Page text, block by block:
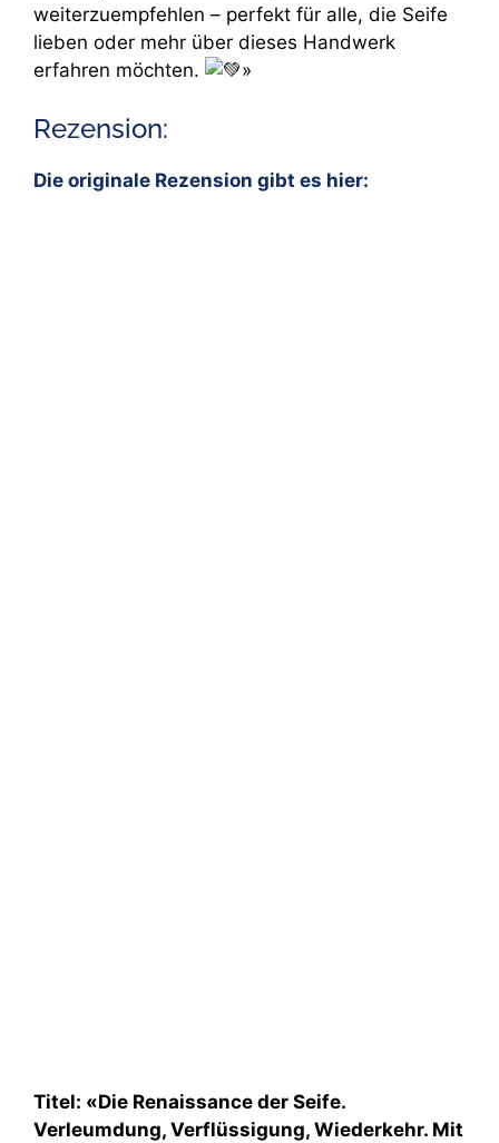
weiterzuempfehlen – perfekt für alle, die Seife
lieben oder mehr über dieses Handwerk
erfahren möchten.
»
Rezension:
Die originale Rezension gibt es hier:
Titel: «Die Renaissance der Seife.
Verleumdung, Verflüssigung, Wiederkehr. Mit